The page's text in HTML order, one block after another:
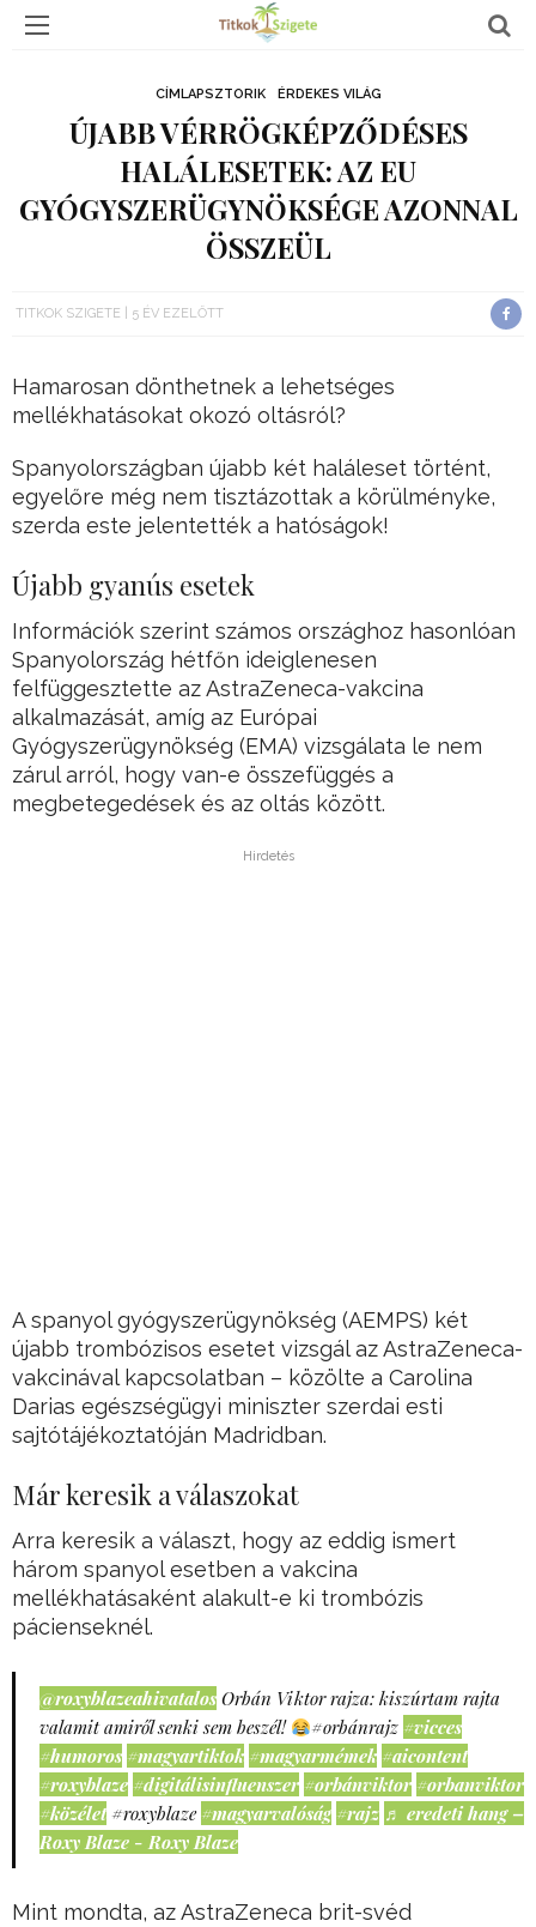
CÍMLAPSZTORIK ÉRDEKES VILÁG
ÚJABB VÉRRÖGKÉPZŐDÉSES
HALÁLESETEK: AZ EU
GYÓGYSZERÜGYNÖKSÉGE AZONNAL
ÖSSZEÜL
TITKOK SZIGETE 5 ÉV EZELŐTT
Hamarosan dönthetnek a lehetséges
mellékhatásokat okozó oltásról?
Spanyolországban újabb két haláleset történt,
egyelőre még nem tisztázottak a körülményke,
szerda este jelentették a hatóságok!
Újabb gyanús esetek
Információk szerint számos országhoz hasonlóan
Spanyolország hétfőn ideiglenesen
felfüggesztette az AstraZeneca-vakcina
alkalmazását, amíg az Európai
Gyógyszerügynökség (EMA) vizsgálata le nem
zárul arról, hogy van-e összefüggés a
megbetegedések és az oltás között.
Hirdetés
A spanyol gyógyszerügynökség (AEMPS) két
újabb trombózisos esetet vizsgál az AstraZeneca-
vakcinával kapcsolatban – közölte a Carolina
Darias egészségügyi miniszter szerdai esti
sajtótájékoztatóján Madridban.
Már keresik a válaszokat
Arra keresik a választ, hogy az eddig ismert
három spanyol esetben a vakcina
mellékhatásaként alakult-e ki trombózis
pácienseknél.
@roxyblazeahivatalos Orbán Viktor rajza: kiszúrtam rajta
valamit amiről senki sem beszél!
#orbánrajz #vicces
#humoros #magyartiktok #magyarmémek #aicontent
#roxyblaze #digitálisinfluenszer #orbánviktor #orbanviktor
#közélet #roxyblaze #magyarvalóság #rajz ♬ eredeti hang –
Roxy Blaze - Roxy Blaze
Mint mondta, az AstraZeneca brit-svéd